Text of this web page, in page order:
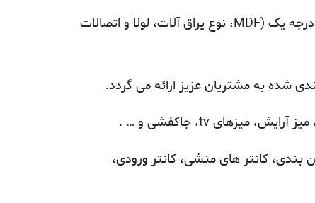
مدیریت کارخانه به انجام کار بر اساس نقشه ها و استانداردهای روز دنیا در تمامی پروژه ها، با استفاده از متریال درجه یک (MDF، نوع یراق آلات، لولا و اتصالات
شده به مشتریان عزیز ارائه می گردد.
بندی، کانتر های منشی، کانتر ورودی،